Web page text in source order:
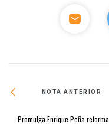
NOTA ANTERIOR
Promulga Enrique Peña reforma